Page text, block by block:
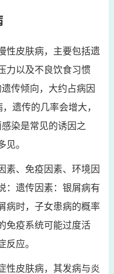
性皮肤病，主要包括遗
力以及不良饮食习惯
传倾向，大约占病因
遗传的几率会增大，
染是常见的诱因之
见。
素、免疫因素、环境因
：遗传因素：银屑病有
病时，子女患病的概率
免疫系统可能过度活
反应。
性皮肤病，其发病与炎